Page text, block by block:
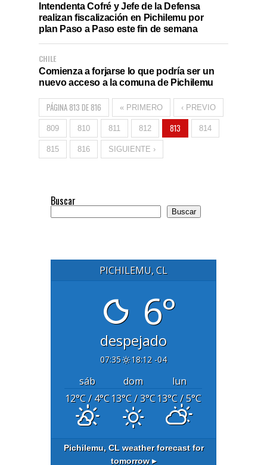
Intendenta Cofré y Jefe de la Defensa
realizan fiscalización en Pichilemu por
plan Paso a Paso este fin de semana
CHILE
Comienza a forjarse lo que podría ser un
nuevo acceso a la comuna de Pichilemu
PÁGINA 813 DE 816 « PRIMERO ‹ PREVIO
809 810 811 812 813 814
815 816 SIGUIENTE ›
Buscar
Buscar
PICHILEMU, CL
6°
despejado
07:35 18:12 -04
sáb dom
lun
12°C/ 4°C13°C/ 3°C13°C/ 5°C
Pichilemu, CL weather forecast for
tomorrow ▸